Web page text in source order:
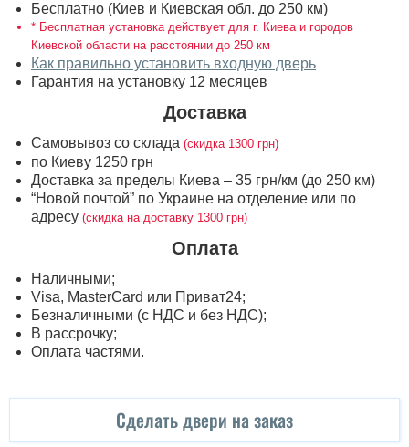
Бесплатно (Киев и Киевская обл. до 250 км)
* Бесплатная установка действует для г. Киева и городов
Киевской области на расстоянии до 250 км
Как правильно установить входную дверь
Гарантия на установку 12 месяцев
Доставка
Самовывоз со склада (скидка 1300 грн)
по Киеву 1250 грн
Доставка за пределы Киева – 35 грн/км (до 250 км)
“Новой почтой” по Украине на отделение или по
адресу (скидка на доставку 1300 грн)
Оплата
Наличными;
Visa, MasterСard или Приват24;
Безналичными (с НДС и без НДС);
В рассрочку;
Оплата частями.
Сделать двери на заказ